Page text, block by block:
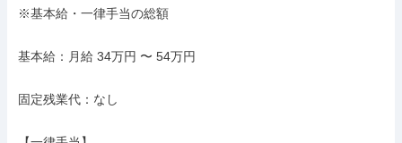
※基本給・一律手当の総額
基本給：月給 34万円 〜 54万円
固定残業代：なし